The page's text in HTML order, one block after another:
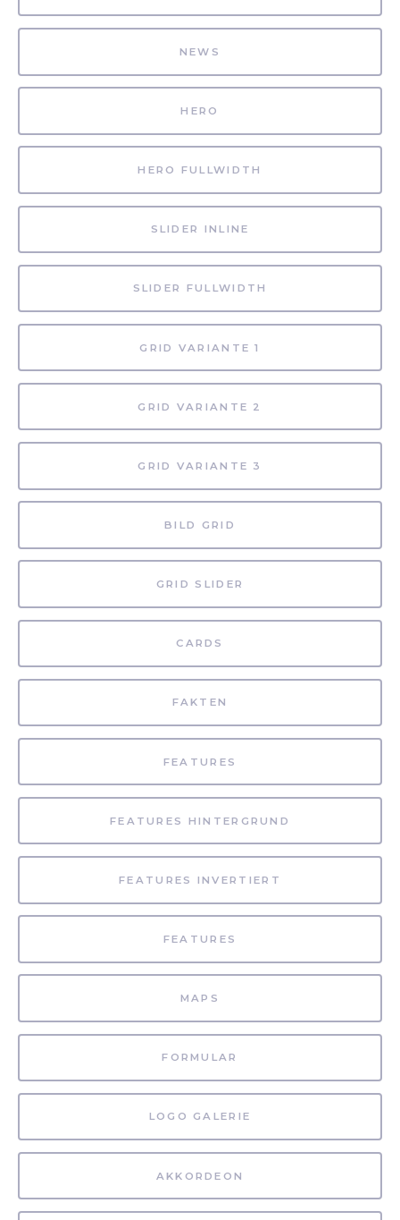
NEWS
HERO
HERO FULLWIDTH
SLIDER INLINE
SLIDER FULLWIDTH
GRID VARIANTE 1
GRID VARIANTE 2
GRID VARIANTE 3
BILD GRID
GRID SLIDER
CARDS
FAKTEN
FEATURES
FEATURES HINTERGRUND
FEATURES INVERTIERT
FEATURES
MAPS
FORMULAR
LOGO GALERIE
AKKORDEON